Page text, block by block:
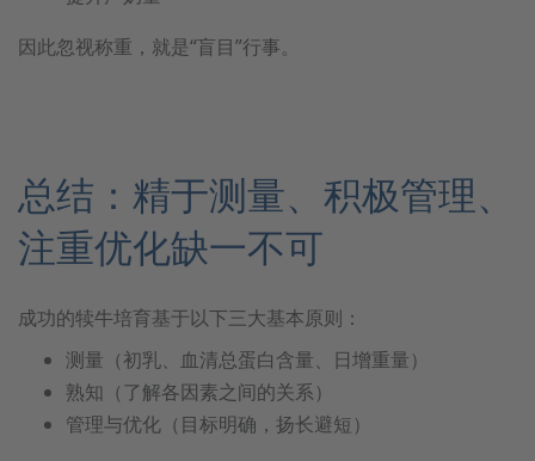
因此忽视称重，就是“盲目”行事。
总结：精于测量、积极管理、
注重优化缺一不可
成功的犊牛培育基于以下三大基本原则：
测量（初乳、血清总蛋白含量、日增重量）
熟知（了解各因素之间的关系）
管理与优化（目标明确，扬长避短）